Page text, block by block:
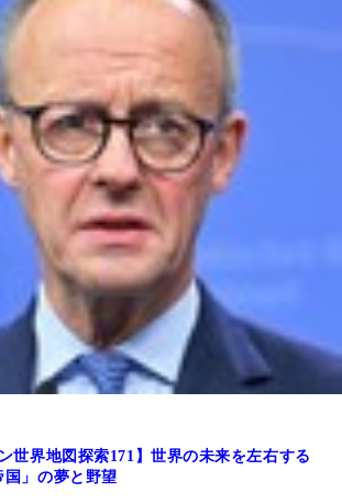
世界地図探索171】世界の未来を左右する
国」の夢と野望